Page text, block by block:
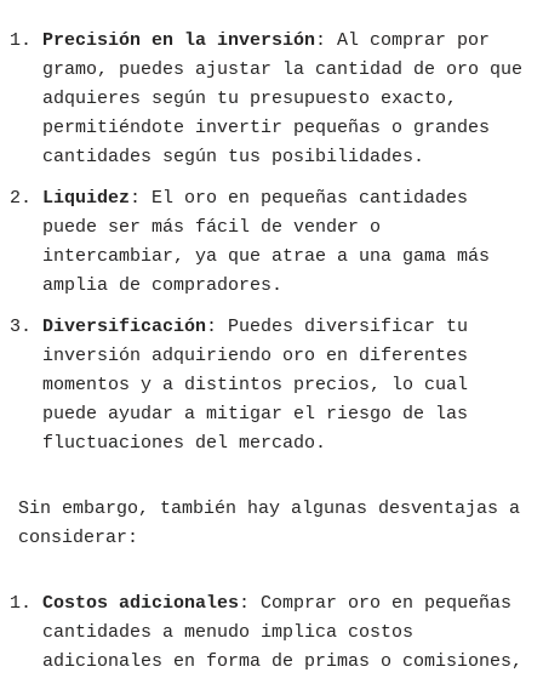
Precisión en la inversión : Al comprar por
gramo, puedes ajustar la cantidad de oro que
adquieres según tu presupuesto exacto,
permitiéndote invertir pequeñas o grandes
cantidades según tus posibilidades.
Liquidez : El oro en pequeñas cantidades
puede ser más fácil de vender o
intercambiar, ya que atrae a una gama más
amplia de compradores.
Diversificación : Puedes diversificar tu
inversión adquiriendo oro en diferentes
momentos y a distintos precios, lo cual
puede ayudar a mitigar el riesgo de las
fluctuaciones del mercado.
Sin embargo, también hay algunas desventajas a
considerar:
Costos adicionales : Comprar oro en pequeñas
cantidades a menudo implica costos
adicionales en forma de primas o comisiones,